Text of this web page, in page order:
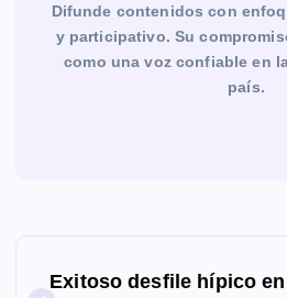
Difunde contenidos con
y participativo. Su
como una voz confiable en
país.
Exitoso desfile hípico